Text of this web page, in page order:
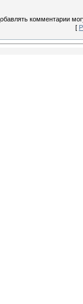
комментарии
[